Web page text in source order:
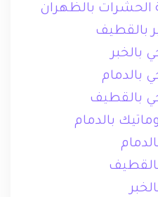
بالظهران
بالقطيف
بالقطيف
بالدمام